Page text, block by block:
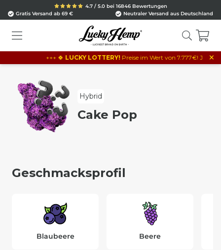
4.7 / 5.0 bei 16846 Bewertungen
Gratis Versand ab 69 €
Neutraler Versand aus Deutschland
+++ 🍀 LUCKY LOTTERY!Preise im Wert von 7.777€! Je 10€×
Hybrid
Cake Pop
Geschmacksprofil
Blaubeere Beere